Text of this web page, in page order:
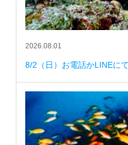
2026.08.01
8/2（日）お電話かLINEに